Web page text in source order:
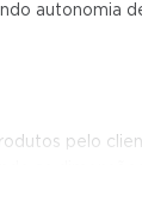
autonomia
pelo
o peso total)